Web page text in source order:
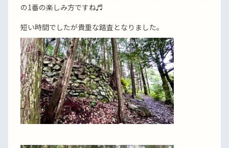
の1番の楽しみ方ですね♬
短い時間でしたが貴重な踏査となりました。